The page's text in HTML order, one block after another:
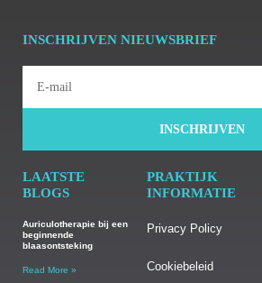
INSCHRIJVEN NIEUWSBRIEF
INSCHRIJVEN
LAATSTE
BLOGS
Auriculotherapie bij een
beginnende
blaasontsteking
Read More »
PRAKTIJK
INFORMATIE
Privacy Policy
Cookiebeleid